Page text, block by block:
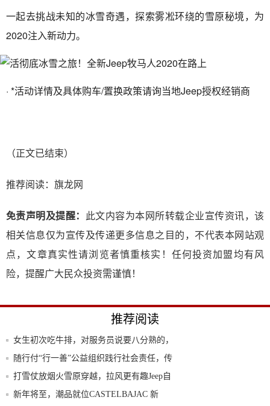
一起去挑战未知的冰雪奇遇，探索雾凇环绕的雪原秘境，为
2020注入新动力。
· *活动详情及具体购车/置换政策请询当地Jeep授权经销商
（正文已结束）
推荐阅读： 旗龙网
免责声明及提醒：
此文内容为本网所转载企业宣传资讯，该
相关信息仅为宣传及传递更多信息之目的，不代表本网站观
点，文章真实性请浏览者慎重核实！任何投资加盟均有风
险，提醒广大民众投资需谨慎！
推荐阅读
女生初次吃牛排，对服务员说要八分熟的，
男方暖
随行付“行一善”公益组织践行社会责任，传
递正
打雪仗放烟火雪原穿越，拉风更有趣Jeep自
由
新年将至，潮品就位CASTELBAJAC 新